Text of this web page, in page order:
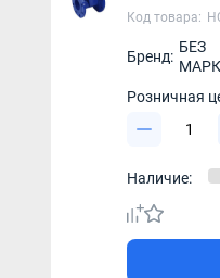
Код товара:
Бренд:
БЕЗ
Розничная
Наличие: